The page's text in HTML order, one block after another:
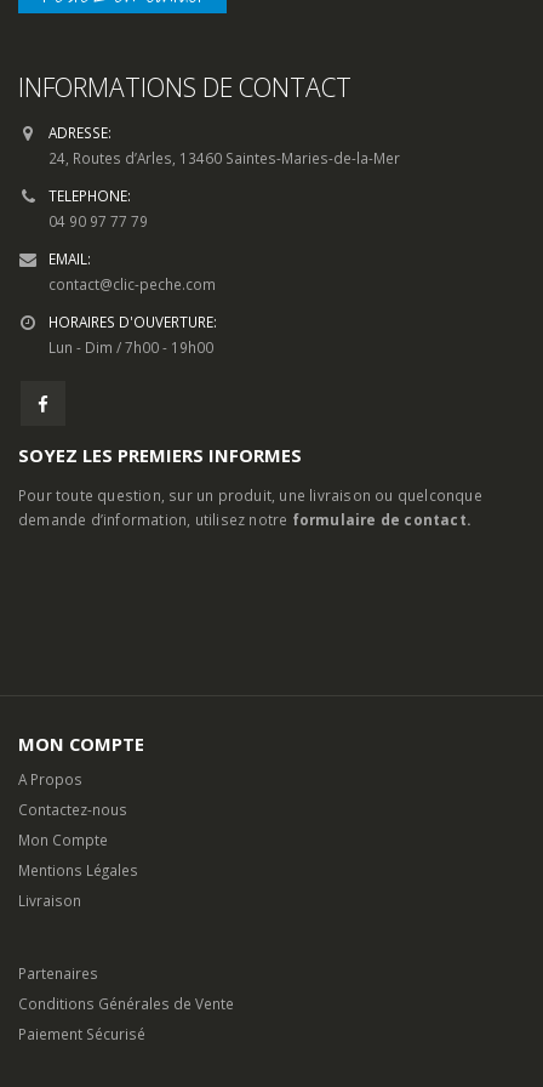
INFORMATIONS DE CONTACT
ADRESSE:
24, Routes d’Arles, 13460 Saintes-Maries-de-la-Mer
TELEPHONE:
04 90 97 77 79
EMAIL:
contact@clic-peche.com
HORAIRES D'OUVERTURE:
Lun - Dim / 7h00 - 19h00
SOYEZ LES PREMIERS INFORMES
Pour toute question, sur un produit, une livraison ou quelconque
demande d’information, utilisez notre formulaire de contact.
MON COMPTE
A Propos
Contactez-nous
Mon Compte
Mentions Légales
Livraison
Partenaires
Conditions Générales de Vente
Paiement Sécurisé